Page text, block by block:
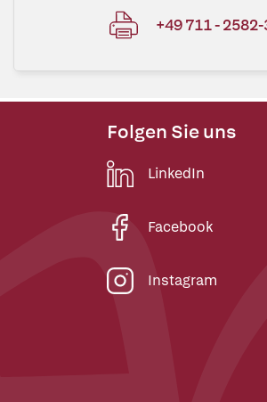
+49 711 -
Folgen Sie uns
LinkedIn
Facebook
Instagram